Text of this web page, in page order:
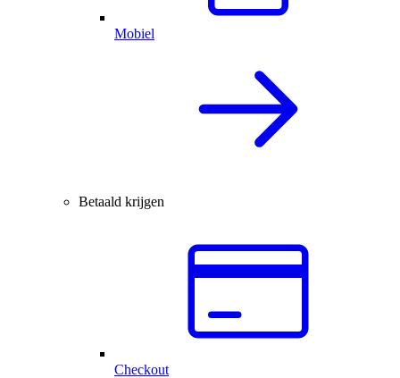
Mobiel
Betaald krijgen
Checkout